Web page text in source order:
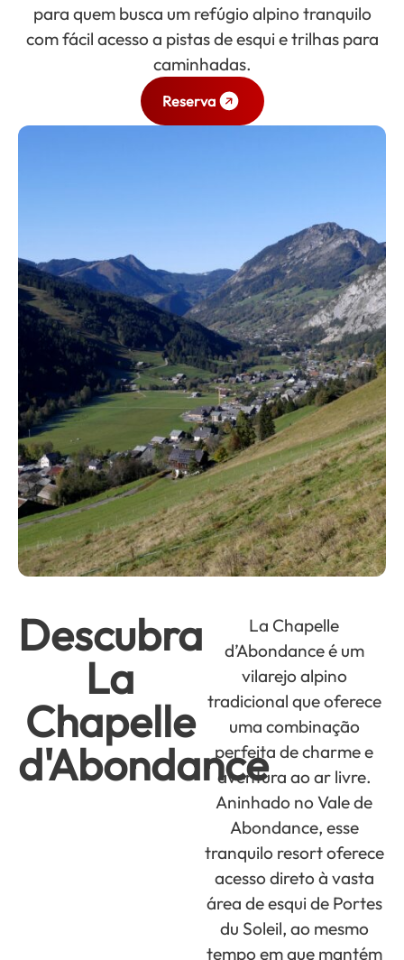
para quem busca um refúgio alpino tranquilo
com fácil acesso a pistas de esqui e trilhas para
caminhadas.
Reserva
Descubra
La
Chapelle
d'Abondance
La Chapelle
d’Abondance é um
vilarejo alpino
tradicional que oferece
uma combinação
perfeita de charme e
aventura ao ar livre.
Aninhado no Vale de
Abondance, esse
tranquilo resort oferece
acesso direto à vasta
área de esqui de Portes
du Soleil, ao mesmo
tempo em que mantém